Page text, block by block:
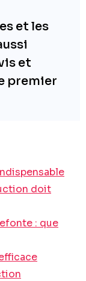
et les
et
premier
doit
: que